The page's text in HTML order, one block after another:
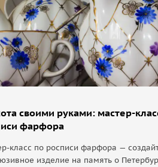
своими руками: мастер-
фарфора
класс по росписи фарфора —
изделие на память о